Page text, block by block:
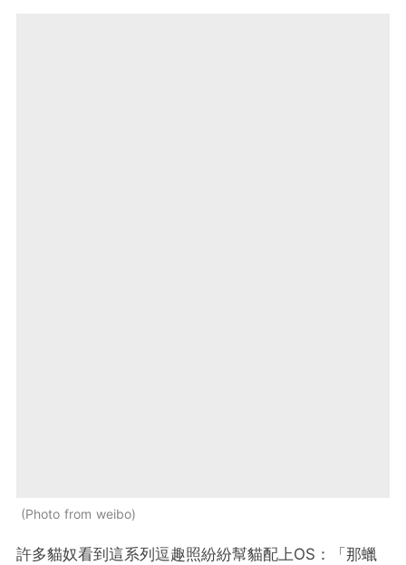
Photo from weibo
許多貓奴看到這系列逗趣照紛紛幫貓配上OS：「那蠟